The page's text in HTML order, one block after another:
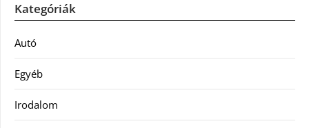
Kategóriák
Autó
Egyéb
Irodalom